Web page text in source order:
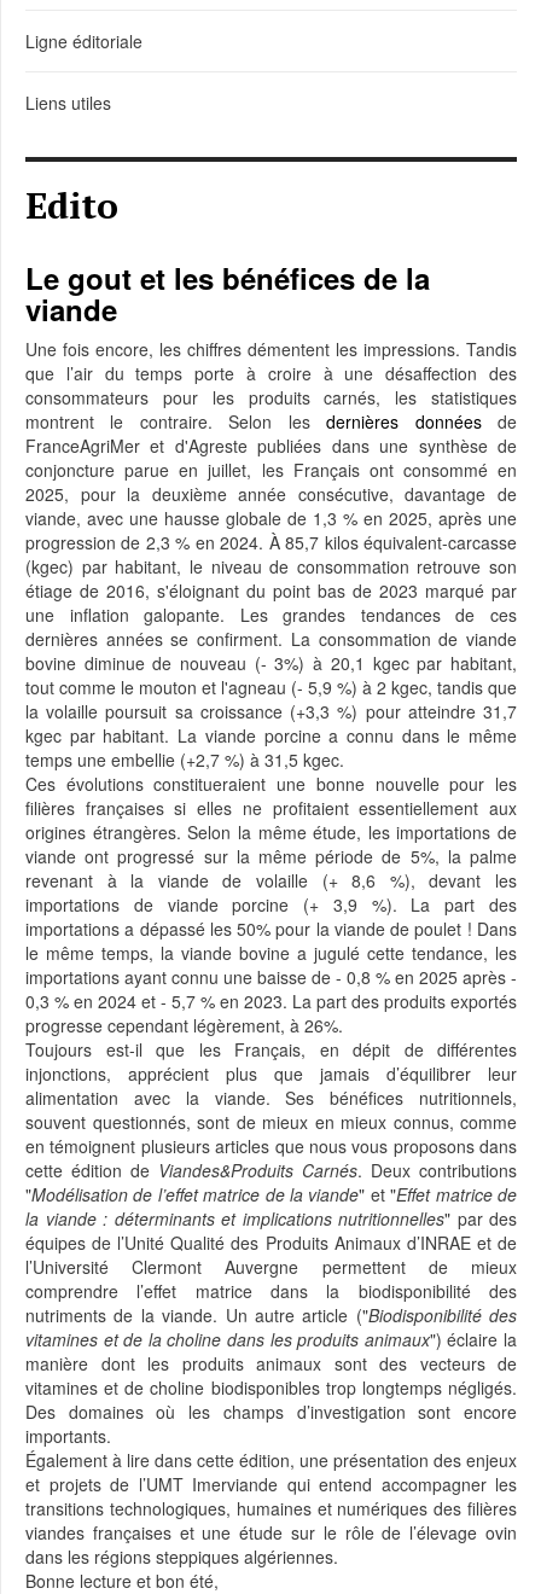
Ligne éditoriale
Liens utiles
Edito
Le gout et les bénéfices de la
viande
Une fois encore, les chiffres démentent les impressions. Tandis
que l’air du temps porte à croire à une désaffection des
consommateurs pour les produits carnés, les statistiques
montrent le contraire. Selon lesdernières donnéesde
FranceAgriMer et d'Agreste publiées dans une synthèse de
conjoncture parue en juillet, les Français ont consommé en
2025, pour la deuxième année consécutive, davantage de
viande, avec une hausse globale de 1,3 % en 2025, après une
progression de 2,3 % en 2024. À 85,7 kilos équivalent-carcasse
(kgec) par habitant, le niveau de consommation retrouve son
étiage de 2016, s'éloignant du point bas de 2023 marqué par
une inflation galopante. Les grandes tendances de ces
dernières années se confirment. La consommation de viande
bovine diminue de nouveau (- 3%) à 20,1 kgec par habitant,
tout comme le mouton et l'agneau (- 5,9 %) à 2 kgec, tandis que
la volaille poursuit sa croissance (+3,3 %) pour atteindre 31,7
kgec par habitant. La viande porcine a connu dans le même
temps une embellie (+2,7 %) à 31,5 kgec.
Ces évolutions constitueraient une bonne nouvelle pour les
filières françaises si elles ne profitaient essentiellement aux
origines étrangères. Selon la même étude, les importations de
viande ont progressé sur la même période de 5%, la palme
revenant à la viande de volaille (+ 8,6 %), devant les
importations de viande porcine (+ 3,9 %). La part des
importations a dépassé les 50% pour la viande de poulet ! Dans
le même temps, la viande bovine a jugulé cette tendance, les
importations ayant connu une baisse de - 0,8 % en 2025 après -
0,3 % en 2024 et - 5,7 % en 2023. La part des produits exportés
progresse cependant légèrement, à 26%.
Toujours est-il que les Français, en dépit de différentes
injonctions, apprécient plus que jamais d’équilibrer leur
alimentation avec la viande. Ses bénéfices nutritionnels,
souvent questionnés, sont de mieux en mieux connus, comme
en témoignent plusieurs articles que nous vous proposons dans
cette édition de Viandes&Produits Carnés. Deux contributions
"Modélisation de l’effet matrice de la viande" et "Effet matrice de
la viande : déterminants et implications nutritionnelles" par des
équipes de l’Unité Qualité des Produits Animaux d’INRAE et de
l’Université Clermont Auvergne permettent de mieux
comprendre l’effet matrice dans la biodisponibilité des
nutriments de la viande. Un autre article ("Biodisponibilité des
vitamines et de la choline dans les produits animaux") éclaire la
manière dont les produits animaux sont des vecteurs de
vitamines et de choline biodisponibles trop longtemps négligés.
Des domaines où les champs d’investigation sont encore
importants.
Également à lire dans cette édition, une présentation des enjeux
et projets de l’UMT Imerviande qui entend accompagner les
transitions technologiques, humaines et numériques des filières
viandes françaises et une étude sur le rôle de l’élevage ovin
dans les régions steppiques algériennes.
Bonne lecture et bon été,